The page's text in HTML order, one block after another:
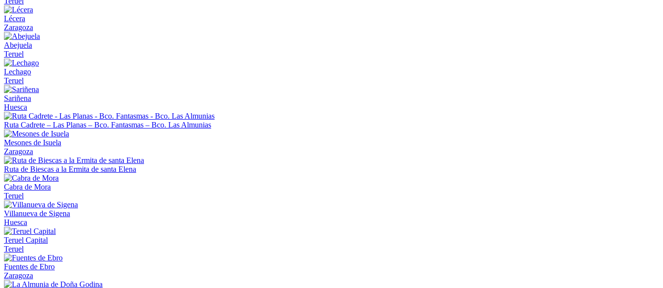
Lécera
Zaragoza
Abejuela
Teruel
Lechago
Teruel
Sariñena
Huesca
Ruta Cadrete – Las Planas – Bco. Fantasmas – Bco. Las Almunias
Mesones de Isuela
Zaragoza
Ruta de Biescas a la Ermita de santa Elena
Cabra de Mora
Teruel
Villanueva de Sigena
Huesca
Teruel Capital
Teruel
Fuentes de Ebro
Zaragoza